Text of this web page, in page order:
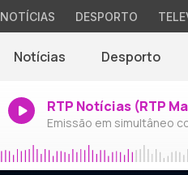
NOTÍCIAS DESPORTO
Notícias Desporto
RTP Notícias (RTP
Emissão em simultâneo